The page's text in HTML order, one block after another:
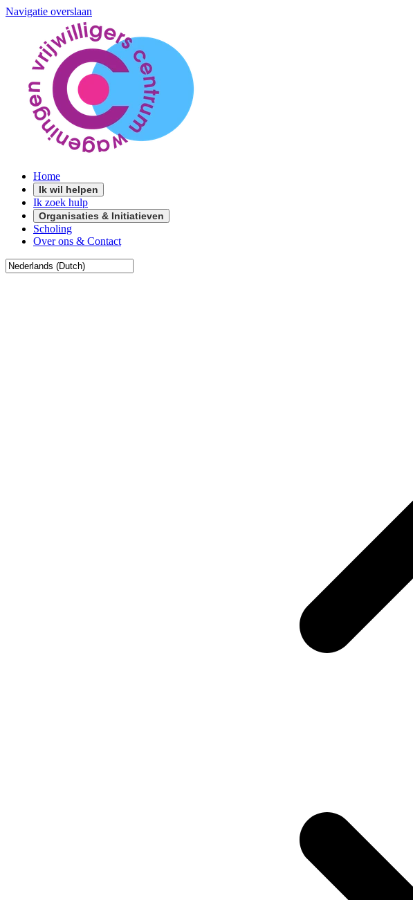
Navigatie overslaan
Home
Ik wil helpen
Ik zoek hulp
Organisaties & Initiatieven
Scholing
Over ons & Contact